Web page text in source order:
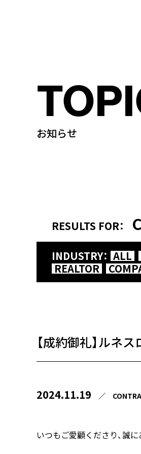
お知らせ
RESULTS FOR：
INDUSTRY： ALL
REALTOR
【成約御礼】ルネ
2024.11.19 ／
いつもご愛顧くださり、誠